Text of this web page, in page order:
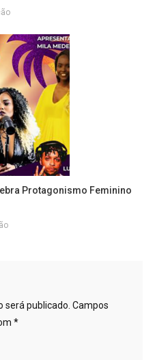
Protagonismo Feminino
será publicado. Campos
*